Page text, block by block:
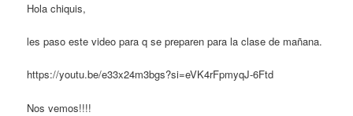
Hola chiquis,
les paso este video para q se preparen para la clase de mañana.
https://youtu.be/e33x24m3bgs?si=eVK4rFpmyqJ-6Ftd
Nos vemos!!!!